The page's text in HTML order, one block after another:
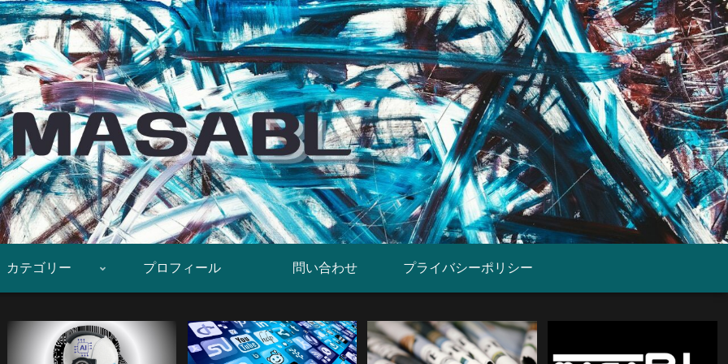
カテゴリー プロフィール 問い合わせ プライバシーポリシー